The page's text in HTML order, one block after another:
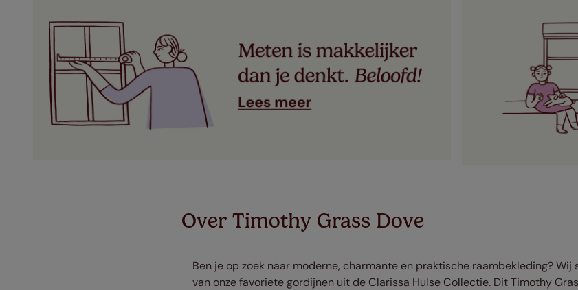
Over Timothy Grass Dove
Ben je op zoek naar moderne, charmante en praktische raambekleding? Wij
van onze favoriete gordijnen uit de Clarissa Hulse Collectie. Dit Timothy